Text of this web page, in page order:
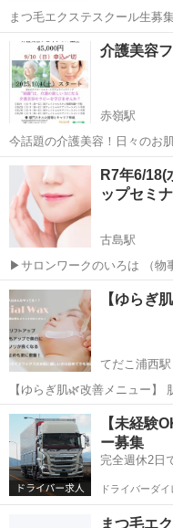
まつ毛エクステスクール生募集のお知らせ✨ 「
て、手に職をつけたい」 そんなあな
現役アイリストによるマンツ
沖縄 豊見城市 赤嶺駅
介護美容
赤嶺駅
今話題の介護美容！日々のお
を目指す講座です。 ご家族や
ャルマッサージスキンケアで
ッチリ👌 スキルは未来への投
沖縄 豊見城市
R7年6/18(
ップセミ
古島駅
▶サロンワークのいろは （物
ークで活かせるいろはをお伝えします） ▶サロンワ
養や腸活の話し （エステなの
見る美容） ...
沖縄 浦添市 古島駅
【ゆらぎ
てだこ浦西駅
【ゆらぎ肌🌿改善メニュー】 肌チェッカー導入しました😊 水分量、油
分、キメのチェックが、③秒で測定できます
お客様へ Before、after時にチェッ
でど...
沖縄 沖縄市 てだこ浦
【未経験
ー募集
完全週休2日
ドライバーダイ
まつ毛エ